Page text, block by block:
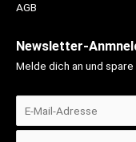
AGB
Newsletter-
Melde dich an und